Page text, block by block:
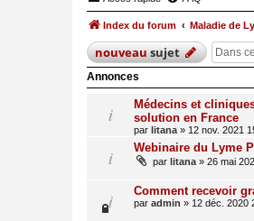
Index du forum Maladie de
nouveausujet
Annonces
Médecins et
solution en France
par litana » 12 nov. 2021
Webinaire du Lyme
par litana » 26 mai
Comment recevoir
par admin » 12 déc. 2020